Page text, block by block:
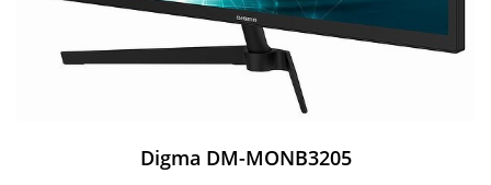
Digma DM-MONB3205